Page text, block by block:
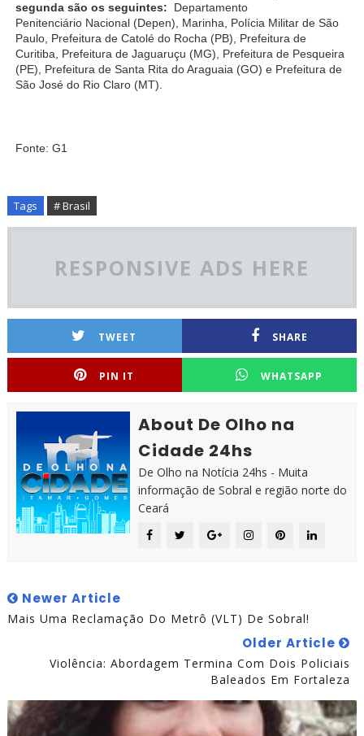
segunda são os seguintes: Departamento
Penitenciário Nacional (Depen), Marinha, Polícia Militar de São
Paulo, Prefeitura de Catolé do Rocha (PB), Prefeitura de
Curitiba, Prefeitura de Jaguaruçu (MG), Prefeitura de Pesqueira
(PE), Prefeitura de Santa Rita do Araguaia (GO) e Prefeitura de
São José do Rio Claro (MT).
Fonte: G1
Tags # Brasil
RESPONSIVE ADS HERE
TWEET SHARE
PIN IT WHATSAPP
About De Olho na
Cidade 24hs
De Olho na Notícia 24hs - Muita
informação de Sobral e região norte do
Ceará
Newer Article
Mais Uma Reclamação Do Metrô (VLT) De Sobral!
Older Article
Violência: Abordagem Termina Com Dois Policiais
Baleados Em Fortaleza